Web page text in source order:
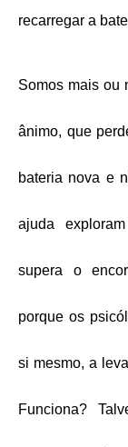
recarregar a
Somos mais ou
ânimo, que
bateria nova e
ajuda
supera o
porque os
si mesmo, a
Funciona?